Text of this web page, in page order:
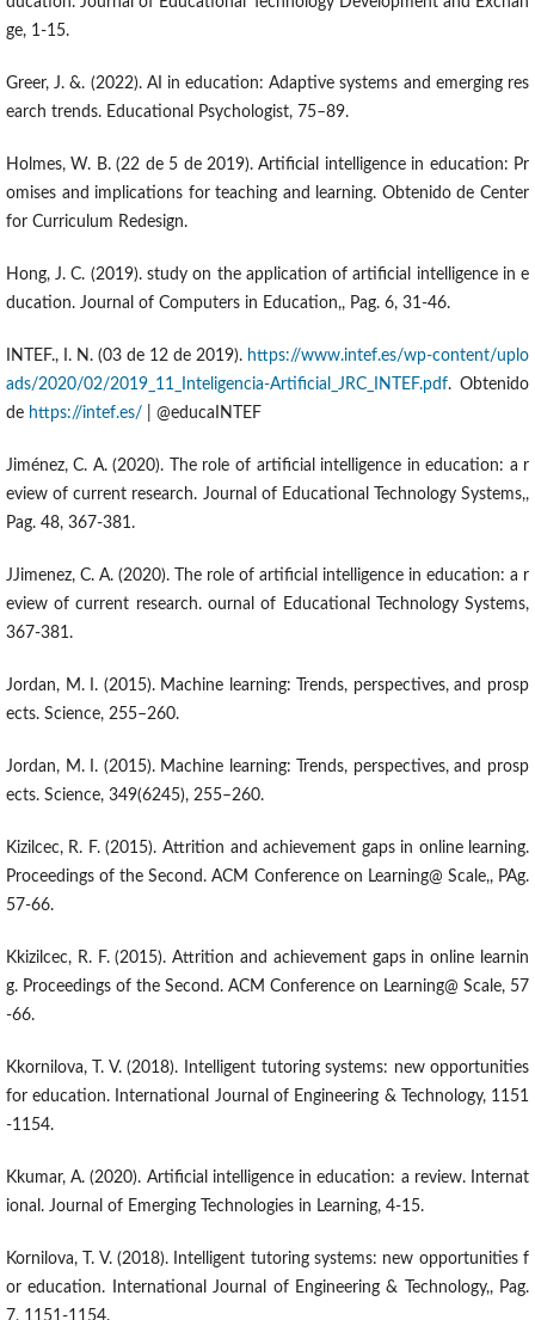
ge, 1-15.
Greer, J. &. (2022). AI in education: Adaptive systems and emerging res
earch trends. Educational Psychologist, 75–89.
Holmes, W. B. (22 de 5 de 2019). Artificial intelligence in education: Pr
omises and implications for teaching and learning. Obtenido de Center
for Curriculum Redesign.
Hong, J. C. (2019). study on the application of artificial intelligence in e
ducation. Journal of Computers in Education,, Pag. 6, 31-46.
INTEF., I. N. (03 de 12 de 2019). https://www.intef.es/wp-content/uplo
ads/2020/02/2019_11_Inteligencia-Artificial_JRC_INTEF.pdf. Obtenido
de https://intef.es/| @educaINTEF
Jiménez, C. A. (2020). The role of artificial intelligence in education: a r
eview of current research. Journal of Educational Technology Systems,,
Pag. 48, 367-381.
JJimenez, C. A. (2020). The role of artificial intelligence in education: a r
eview of current research. ournal of Educational Technology Systems,
367-381.
Jordan, M. I. (2015). Machine learning: Trends, perspectives, and prosp
ects. Science, 255–260.
Jordan, M. I. (2015). Machine learning: Trends, perspectives, and prosp
ects. Science, 349(6245), 255–260.
Kizilcec, R. F. (2015). Attrition and achievement gaps in online learning.
Proceedings of the Second. ACM Conference on Learning@ Scale,, PAg.
57-66.
Kkizilcec, R. F. (2015). Attrition and achievement gaps in online learnin
g. Proceedings of the Second. ACM Conference on Learning@ Scale, 57
-66.
Kkornilova, T. V. (2018). Intelligent tutoring systems: new opportunities
for education. International Journal of Engineering & Technology, 1151
-1154.
Kkumar, A. (2020). Artificial intelligence in education: a review. Internat
ional. Journal of Emerging Technologies in Learning, 4-15.
Kornilova, T. V. (2018). Intelligent tutoring systems: new opportunities f
or education. International Journal of Engineering & Technology,, Pag.
7, 1151-1154.